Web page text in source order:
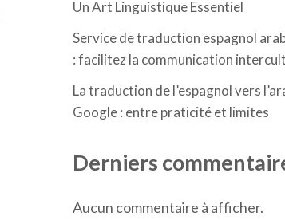
Un Art Linguistique Essentiel
Service de traduction espagnol
: facilitez la communication
La traduction de l’espagnol vers
Google : entre praticité et limites
Derniers
Aucun commentaire à afficher.